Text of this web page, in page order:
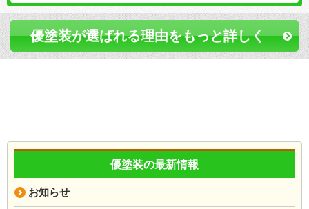
優塗装が選ばれる理由をもっと詳しく
優塗装の最新情報
お知らせ